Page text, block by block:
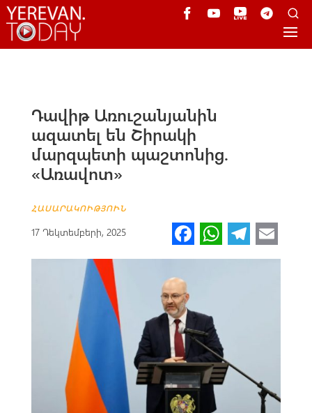
Դավիթ Առուշանյանին
ազատել են Շիրակի
մարզպետի պաշտոնից.
«Առավոտ»
ՀԱՍԱՐԱԿՈՒԹՅՈՒՆ
17 Դեկտեմբերի, 2025 Fa
ce
o
k
W
h
p
p
Te
le m